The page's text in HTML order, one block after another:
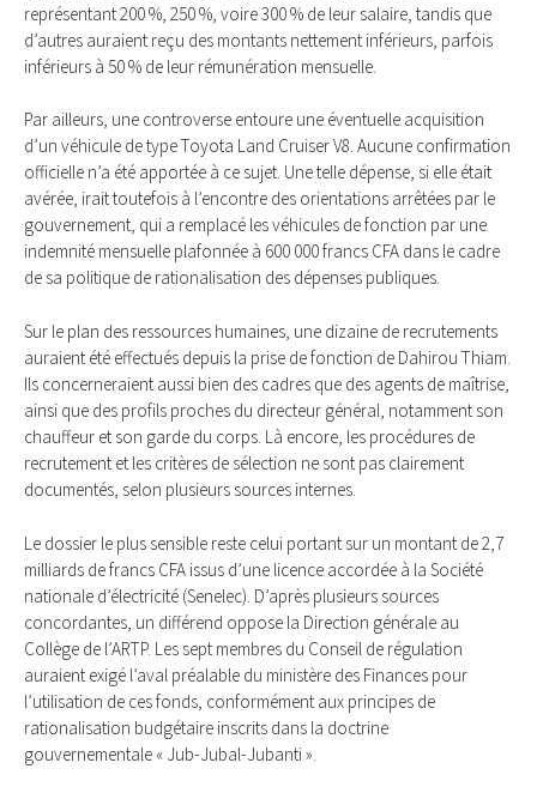
représentant 200 %, 250 %, voire 300 % de leur salaire, tandis que
d’autres auraient reçu des montants nettement inférieurs, parfois
inférieurs à 50 % de leur rémunération mensuelle.
Par ailleurs, une controverse entoure une éventuelle acquisition
d’un véhicule de type Toyota Land Cruiser V8. Aucune confirmation
officielle n’a été apportée à ce sujet. Une telle dépense, si elle était
avérée, irait toutefois à l’encontre des orientations arrêtées par le
gouvernement, qui a remplacé les véhicules de fonction par une
indemnité mensuelle plafonnée à 600 000 francs CFA dans le cadre
de sa politique de rationalisation des dépenses publiques.
Sur le plan des ressources humaines, une dizaine de recrutements
auraient été effectués depuis la prise de fonction de Dahirou Thiam.
Ils concerneraient aussi bien des cadres que des agents de maîtrise,
ainsi que des profils proches du directeur général, notamment son
chauffeur et son garde du corps. Là encore, les procédures de
recrutement et les critères de sélection ne sont pas clairement
documentés, selon plusieurs sources internes.
Le dossier le plus sensible reste celui portant sur un montant de 2,7
milliards de francs CFA issus d’une licence accordée à la Société
nationale d’électricité (Senelec). D’après plusieurs sources
concordantes, un différend oppose la Direction générale au
Collège de l’ARTP. Les sept membres du Conseil de régulation
auraient exigé l’aval préalable du ministère des Finances pour
l’utilisation de ces fonds, conformément aux principes de
rationalisation budgétaire inscrits dans la doctrine
gouvernementale « Jub-Jubal-Jubanti ».